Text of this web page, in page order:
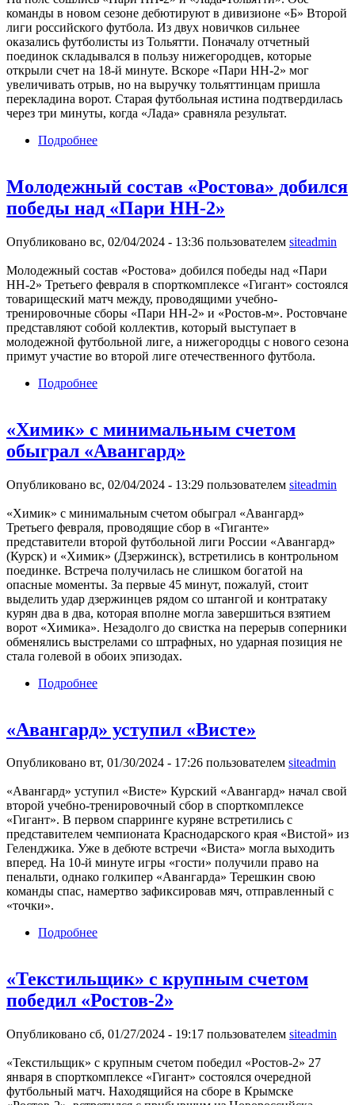
команды в новом сезоне дебютируют в дивизионе «Б» Второй
лиги российского футбола. Из двух новичков сильнее
оказались футболисты из Тольятти. Поначалу отчетный
поединок складывался в пользу нижегородцев, которые
открыли счет на 18-й минуте. Вскоре «Пари НН-2» мог
увеличивать отрыв, но на выручку тольяттинцам пришла
перекладина ворот. Старая футбольная истина подтвердилась
через три минуты, когда «Лада» сравняла результат.
Подробнее
Молодежный состав «Ростова» добился
победы над «Пари НН-2»
Опубликовано вс, 02/04/2024 - 13:36 пользователем siteadmin
Молодежный состав «Ростова» добился победы над «Пари
НН-2» Третьего февраля в спорткомплексе «Гигант» состоялся
товарищеский матч между, проводящими учебно-
тренировочные сборы «Пари НН-2» и «Ростов-м». Ростовчане
представляют собой коллектив, который выступает в
молодежной футбольной лиге, а нижегородцы с нового сезона
примут участие во второй лиге отечественного футбола.
Подробнее
«Химик» с минимальным счетом
обыграл «Авангард»
Опубликовано вс, 02/04/2024 - 13:29 пользователем siteadmin
«Химик» с минимальным счетом обыграл «Авангард»
Третьего февраля, проводящие сбор в «Гиганте»
представители второй футбольной лиги России «Авангард»
(Курск) и «Химик» (Дзержинск), встретились в контрольном
поединке. Встреча получилась не слишком богатой на
опасные моменты. За первые 45 минут, пожалуй, стоит
выделить удар дзержинцев рядом со штангой и контратаку
курян два в два, которая вполне могла завершиться взятием
ворот «Химика». Незадолго до свистка на перерыв соперники
обменялись выстрелами со штрафных, но ударная позиция не
стала голевой в обоих эпизодах.
Подробнее
«Авангард» уступил «Висте»
Опубликовано вт, 01/30/2024 - 17:26 пользователем siteadmin
«Авангард» уступил «Висте» Курский «Авангард» начал свой
второй учебно-тренировочный сбор в спорткомплексе
«Гигант». В первом спарринге куряне встретились с
представителем чемпионата Краснодарского края «Вистой» из
Геленджика. Уже в дебюте встречи «Виста» могла выходить
вперед. На 10-й минуте игры «гости» получили право на
пенальти, однако голкипер «Авангарда» Терешкин свою
команды спас, намертво зафиксировав мяч, отправленный с
«точки».
Подробнее
«Текстильщик» с крупным счетом
победил «Ростов-2»
Опубликовано сб, 01/27/2024 - 19:17 пользователем siteadmin
«Текстильщик» с крупным счетом победил «Ростов-2» 27
января в спорткомплексе «Гигант» состоялся очередной
футбольный матч. Находящийся на сборе в Крымске